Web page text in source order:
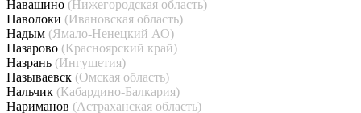
Навашино (Нижегородская область)
Наволоки (Ивановская область)
Надым (Ямало-Ненецкий АО)
Назарово (Красноярский край)
Назрань (Ингушетия)
Называевск (Омская область)
Нальчик (Кабардино-Балкария)
Нариманов (Астраханская область)